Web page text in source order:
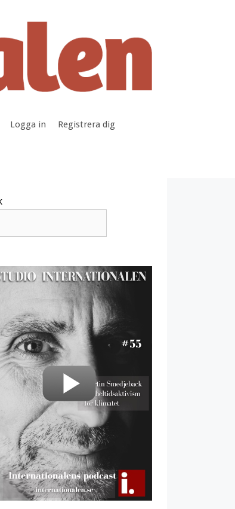
Logga in Registrera dig